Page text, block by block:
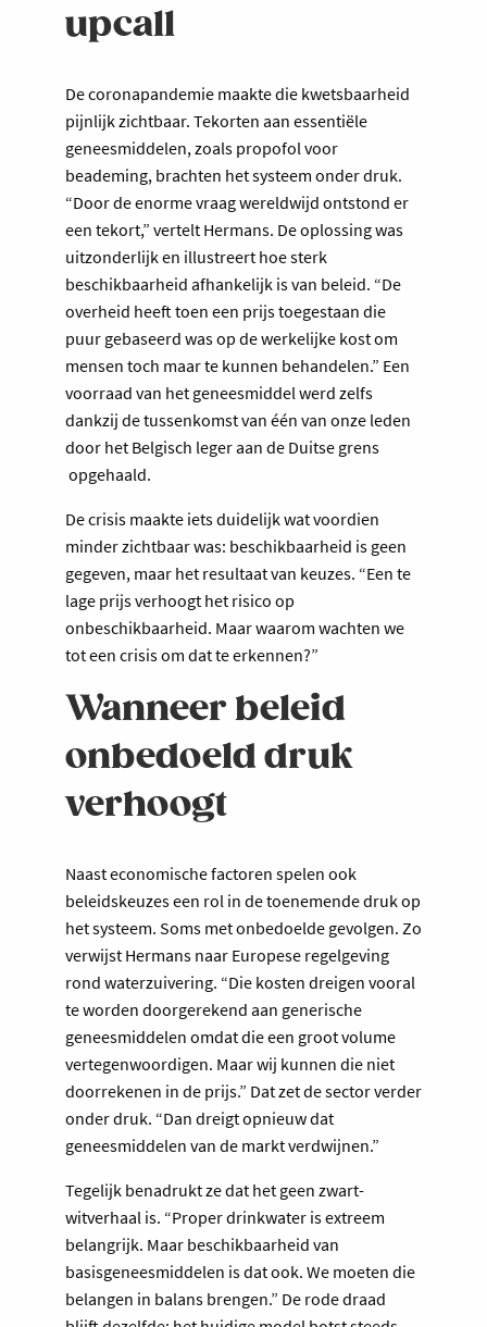
upcall
De coronapandemie maakte die kwetsbaarheid
pijnlijk zichtbaar. Tekorten aan essentiële
geneesmiddelen, zoals propofol voor
beademing, brachten het systeem onder druk.
“Door de enorme vraag wereldwijd ontstond er
een tekort,” vertelt Hermans. De oplossing was
uitzonderlijk en illustreert hoe sterk
beschikbaarheid afhankelijk is van beleid. “De
overheid heeft toen een prijs toegestaan die
puur gebaseerd was op de werkelijke kost om
mensen toch maar te kunnen behandelen.” Een
voorraad van het geneesmiddel werd zelfs
dankzij de tussenkomst van één van onze leden
door het Belgisch leger aan de Duitse grens
opgehaald.
De crisis maakte iets duidelijk wat voordien
minder zichtbaar was: beschikbaarheid is geen
gegeven, maar het resultaat van keuzes. “Een te
lage prijs verhoogt het risico op
onbeschikbaarheid. Maar waarom wachten we
tot een crisis om dat te erkennen?”
Wanneer beleid
onbedoeld druk
verhoogt
Naast economische factoren spelen ook
beleidskeuzes een rol in de toenemende druk op
het systeem. Soms met onbedoelde gevolgen. Zo
verwijst Hermans naar Europese regelgeving
rond waterzuivering. “Die kosten dreigen vooral
te worden doorgerekend aan generische
geneesmiddelen omdat die een groot volume
vertegenwoordigen. Maar wij kunnen die niet
doorrekenen in de prijs.” Dat zet de sector verder
onder druk. “Dan dreigt opnieuw dat
geneesmiddelen van de markt verdwijnen.”
Tegelijk benadrukt ze dat het geen zwart-
witverhaal is. “Proper drinkwater is extreem
belangrijk. Maar beschikbaarheid van
basisgeneesmiddelen is dat ook. We moeten die
belangen in balans brengen.” De rode draad